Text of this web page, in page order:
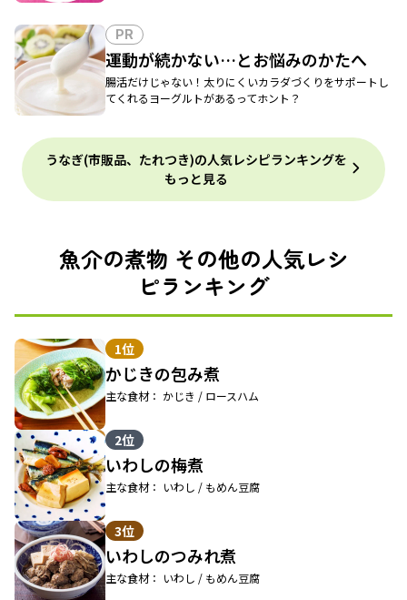
PR
運動が続かない…とお悩みのかたへ
腸活だけじゃない！太りにくいカラダづくりをサポートし
てくれるヨーグルトがあるってホント？
うなぎ(市販品、たれつき)の人気レシピランキングを
もっと見る
魚介の煮物 その他の人気レシ
ピランキング
1位
かじきの包み煮
主な食材： かじき / ロースハム
2位
いわしの梅煮
主な食材： いわし / もめん豆腐
3位
いわしのつみれ煮
主な食材： いわし / もめん豆腐